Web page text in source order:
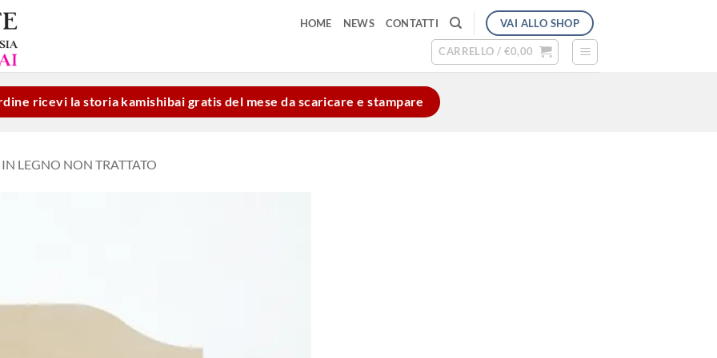
HOME NEWS CONTATTI VAI ALLO SHOP
CARRELLO / €0,00
ricevi la storia kamishibai gratis del mese da scaricare e stampare
LEGNO NON TRATTATO